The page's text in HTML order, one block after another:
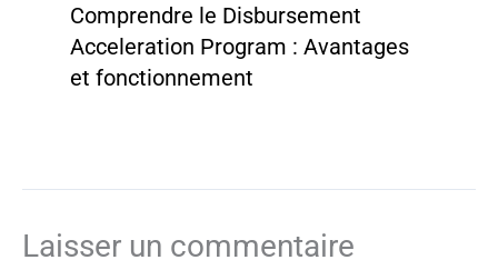
Comprendre le Disbursement
Acceleration Program : Avantages
et fonctionnement
Laisser un commentaire